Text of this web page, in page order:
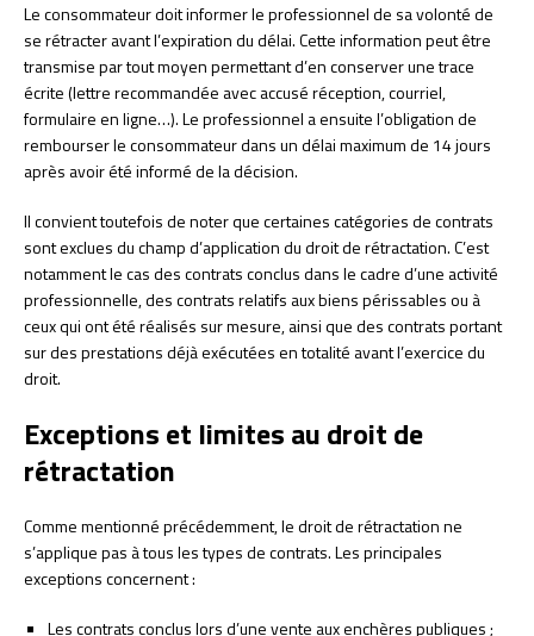
Le consommateur doit informer le professionnel de sa volonté de
se rétracter avant l’expiration du délai. Cette information peut être
transmise par tout moyen permettant d’en conserver une trace
écrite (lettre recommandée avec accusé réception, courriel,
formulaire en ligne…). Le professionnel a ensuite l’obligation de
rembourser le consommateur dans un délai maximum de 14 jours
après avoir été informé de la décision.
Il convient toutefois de noter que certaines catégories de contrats
sont exclues du champ d’application du droit de rétractation. C’est
notamment le cas des contrats conclus dans le cadre d’une activité
professionnelle, des contrats relatifs aux biens périssables ou à
ceux qui ont été réalisés sur mesure, ainsi que des contrats portant
sur des prestations déjà exécutées en totalité avant l’exercice du
droit.
Exceptions et limites au droit de
rétractation
Comme mentionné précédemment, le droit de rétractation ne
s’applique pas à tous les types de contrats. Les principales
exceptions concernent :
Les contrats conclus lors d’une vente aux enchères publiques ;